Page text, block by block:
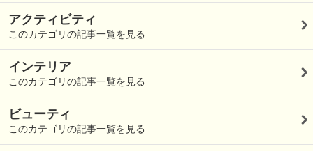
アクティビティ
このカテゴリの記事一覧を見る
インテリア
このカテゴリの記事一覧を見る
ビューティ
このカテゴリの記事一覧を見る